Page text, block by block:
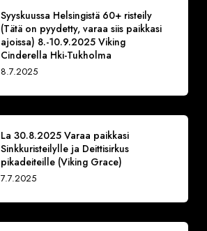
Syyskuussa Helsingistä 60+ risteily
(Tätä on pyydetty, varaa siis paikkasi
ajoissa) 8.-10.9.2025 Viking
Cinderella Hki-Tukholma
8.7.2025
La 30.8.2025 Varaa paikkasi
Sinkkuristeilylle ja Deittisirkus
pikadeiteille (Viking Grace)
7.7.2025